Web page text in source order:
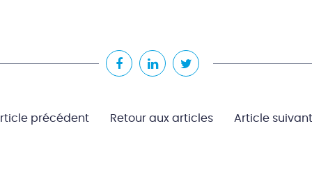
précédent Retour aux articles Article suivant